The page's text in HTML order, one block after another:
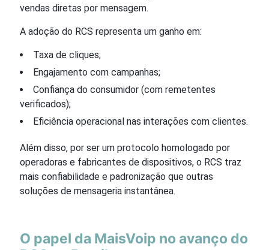
vendas diretas por mensagem.
A adoção do RCS representa um ganho em:
Taxa de cliques;
Engajamento com campanhas;
Confiança do consumidor (com remetentes
verificados);
Eficiência operacional nas interações com clientes.
Além disso, por ser um protocolo homologado por
operadoras e fabricantes de dispositivos, o RCS traz
mais confiabilidade e padronização que outras
soluções de mensageria instantânea.
O papel da MaisVoip no avanço do